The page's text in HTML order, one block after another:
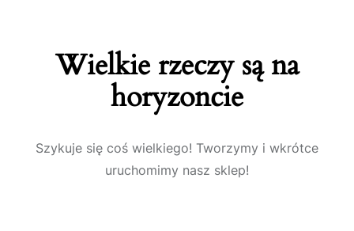
Wielkie rzeczy są na
horyzoncie
Szykuje się coś wielkiego! Tworzymy i wkrótce
uruchomimy nasz sklep!